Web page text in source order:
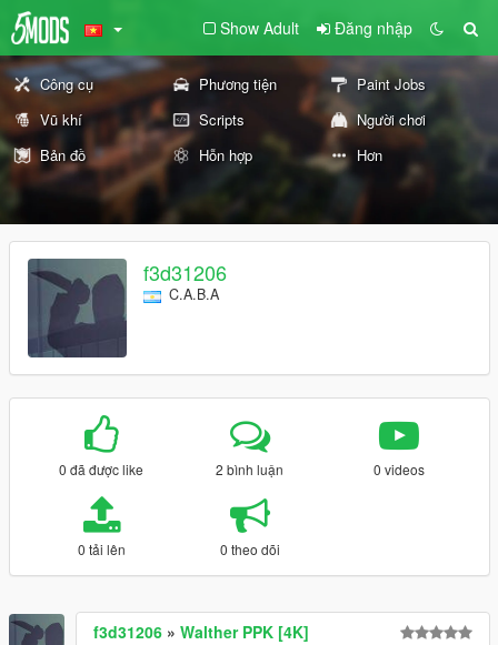
Show Adult Đăng nhập
Công cụ Phương tiện
Paint Jobs
Vũ khí
Scripts
Người chơi
Bản đồ
Hỗn hợp Hơn
f3d31206
C.A.B.A
0 đã được like 2 bình luận 0 videos
0 tải lên 0 theo dõi
f3d31206 » Walther PPK [4K]